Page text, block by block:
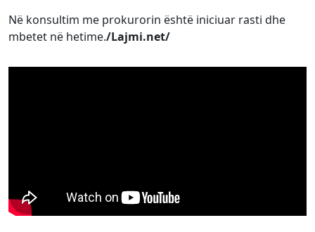
Në konsultim me prokurorin është iniciuar rasti dhe
mbetet në hetime./Lajmi.net/